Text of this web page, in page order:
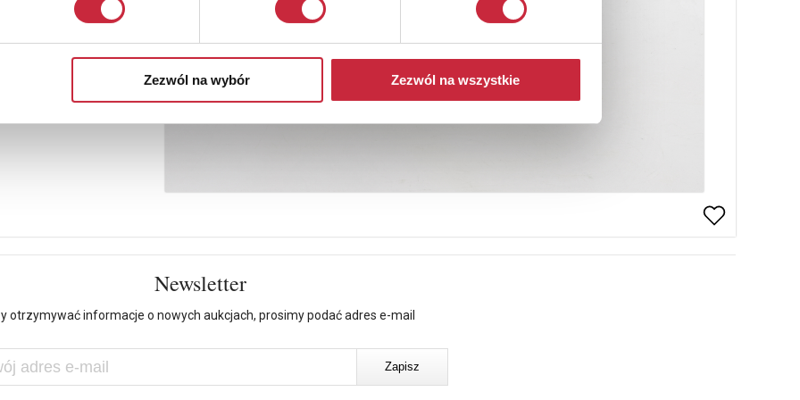
Zezwól na wybór Zezwól na wszystkie
Newsletter
otrzymywać informacje o nowych aukcjach, prosimy podać adres e-mail